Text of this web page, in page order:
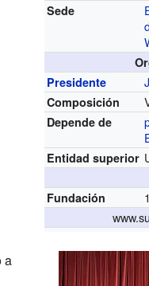
Sede
Presidente
Composición
Depende de
Entidad superior
Fundación
a